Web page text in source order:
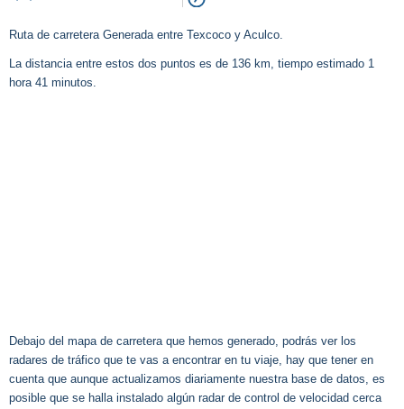
Ruta de carretera Generada entre Texcoco y Aculco.
La distancia entre estos dos puntos es de 136 km, tiempo estimado 1
hora 41 minutos.
Debajo del mapa de carretera que hemos generado, podrás ver los
radares de tráfico que te vas a encontrar en tu viaje, hay que tener en
cuenta que aunque actualizamos diariamente nuestra base de datos, es
posible que se halla instalado algún radar de control de velocidad cerca